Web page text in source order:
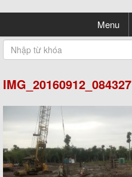
Menu
IMG_20160912_084327